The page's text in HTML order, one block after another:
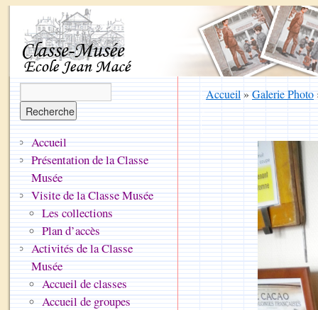
Accueil»Galerie Photo
Accueil
Présentation de la Classe
Musée
Visite de la Classe Musée
Les collections
Plan d’accès
Activités de la Classe
Musée
Accueil de classes
Accueil de groupes